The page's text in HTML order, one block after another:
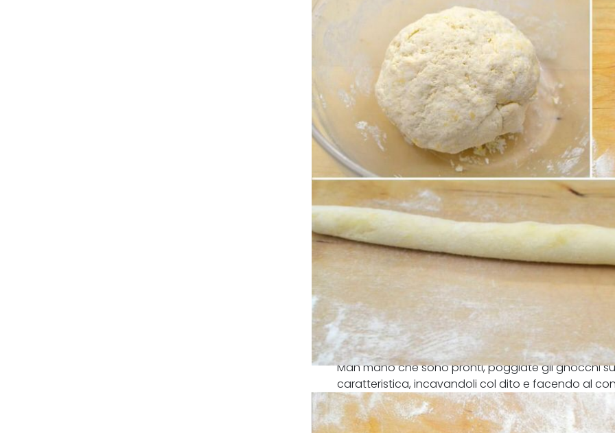
Man mano che sono pronti, poggiate gli gnocchi
caratteristica, incavandoli col dito e facendo al
forchetta.